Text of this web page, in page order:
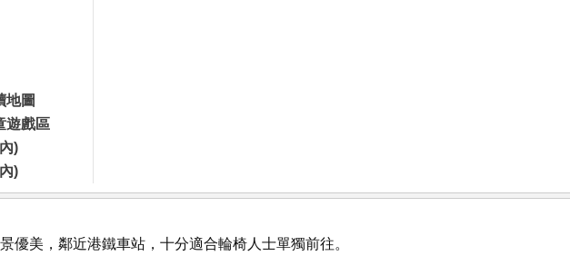
地圖
遊戲區
)
)
優美，鄰近港鐵車站，十分適合輪椅人士單獨前往。